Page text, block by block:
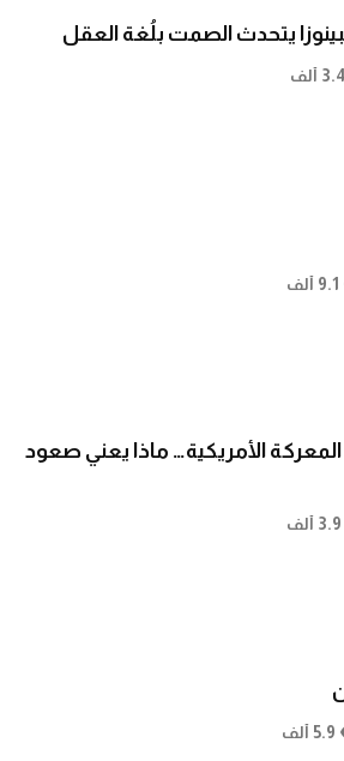
يتحدث الصمت بلُغة العقل
3.4 ألف
9.1 ألف
الأمريكية… ماذا يعني صعود
3.9 ألف
5.9 ألف